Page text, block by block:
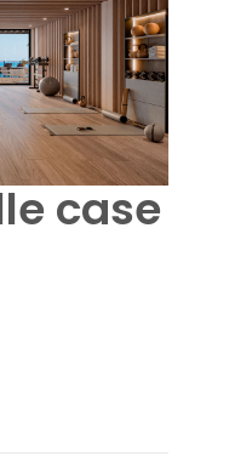
case